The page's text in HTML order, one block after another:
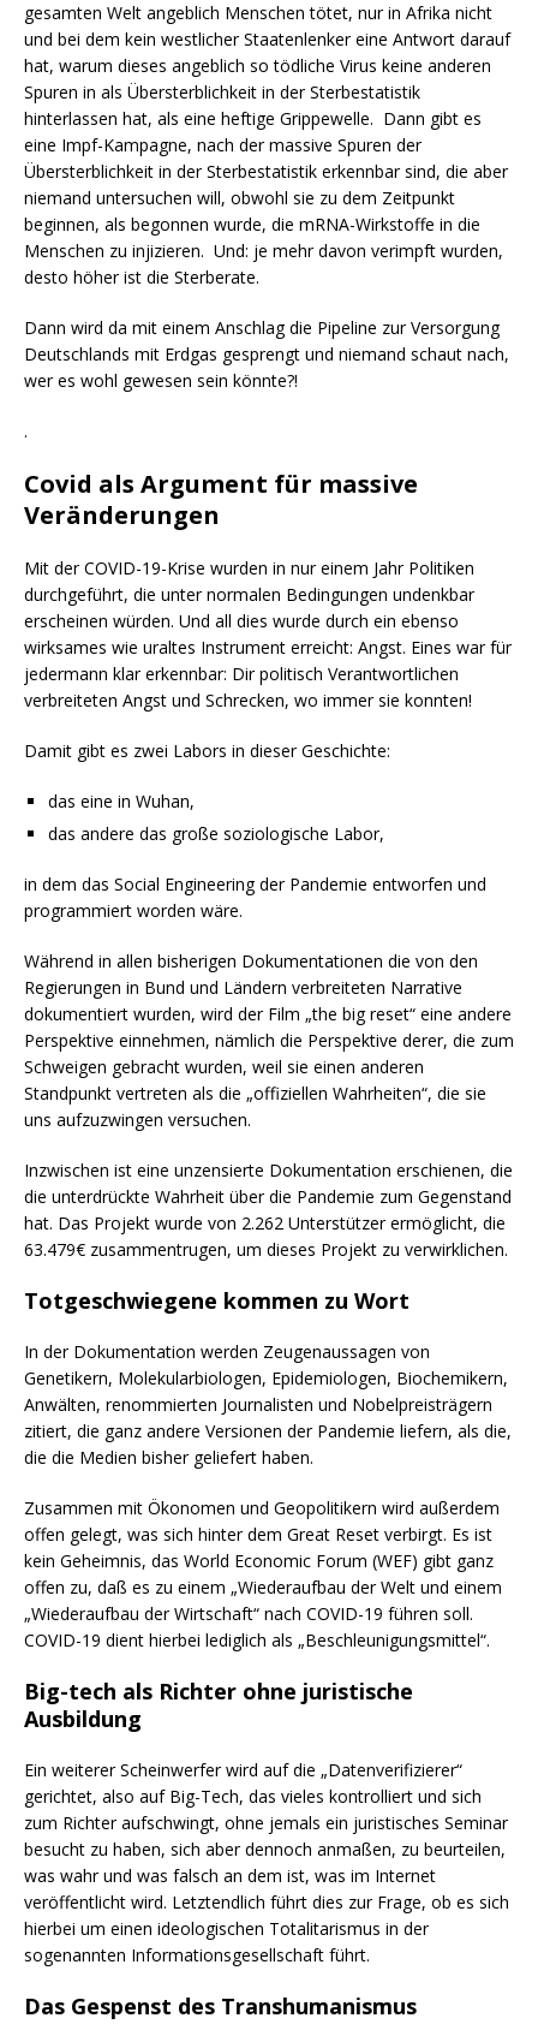
gesamten Welt angeblich Menschen tötet, nur in Afrika nicht
und bei dem kein westlicher Staatenlenker eine Antwort darauf
hat, warum dieses angeblich so tödliche Virus keine anderen
Spuren in als Übersterblichkeit in der Sterbestatistik
hinterlassen hat, als eine heftige Grippewelle. Dann gibt es
eine Impf-Kampagne, nach der massive Spuren der
Übersterblichkeit in der Sterbestatistik erkennbar sind, die aber
niemand untersuchen will, obwohl sie zu dem Zeitpunkt
beginnen, als begonnen wurde, die mRNA-Wirkstoffe in die
Menschen zu injizieren. Und: je mehr davon verimpft wurden,
desto höher ist die Sterberate.
Dann wird da mit einem Anschlag die Pipeline zur Versorgung
Deutschlands mit Erdgas gesprengt und niemand schaut nach,
wer es wohl gewesen sein könnte?!
.
Covid als Argument für massive
Veränderungen
Mit der COVID-19-Krise wurden in nur einem Jahr Politiken
durchgeführt, die unter normalen Bedingungen undenkbar
erscheinen würden. Und all dies wurde durch ein ebenso
wirksames wie uraltes Instrument erreicht: Angst. Eines war für
jedermann klar erkennbar: Dir politisch Verantwortlichen
verbreiteten Angst und Schrecken, wo immer sie konnten!
Damit gibt es zwei Labors in dieser Geschichte:
das eine in Wuhan,
das andere das große soziologische Labor,
in dem das Social Engineering der Pandemie entworfen und
programmiert worden wäre.
Während in allen bisherigen Dokumentationen die von den
Regierungen in Bund und Ländern verbreiteten Narrative
dokumentiert wurden, wird der Film „the big reset“ eine andere
Perspektive einnehmen, nämlich die Perspektive derer, die zum
Schweigen gebracht wurden, weil sie einen anderen
Standpunkt vertreten als die „offiziellen Wahrheiten“, die sie
uns aufzuzwingen versuchen.
Inzwischen ist eine unzensierte Dokumentation erschienen, die
die unterdrückte Wahrheit über die Pandemie zum Gegenstand
hat. Das Projekt wurde von 2.262 Unterstützer ermöglicht, die
63.479€ zusammentrugen, um dieses Projekt zu verwirklichen.
Totgeschwiegene kommen zu Wort
In der Dokumentation werden Zeugenaussagen von
Genetikern, Molekularbiologen, Epidemiologen, Biochemikern,
Anwälten, renommierten Journalisten und Nobelpreisträgern
zitiert, die ganz andere Versionen der Pandemie liefern, als die,
die die Medien bisher geliefert haben.
Zusammen mit Ökonomen und Geopolitikern wird außerdem
offen gelegt, was sich hinter dem Great Reset verbirgt. Es ist
kein Geheimnis, das World Economic Forum (WEF) gibt ganz
offen zu, daß es zu einem „Wiederaufbau der Welt und einem
„Wiederaufbau der Wirtschaft“ nach COVID-19 führen soll.
COVID-19 dient hierbei lediglich als „Beschleunigungsmittel“.
Big-tech als Richter ohne juristische
Ausbildung
Ein weiterer Scheinwerfer wird auf die „Datenverifizierer“
gerichtet, also auf Big-Tech, das vieles kontrolliert und sich
zum Richter aufschwingt, ohne jemals ein juristisches Seminar
besucht zu haben, sich aber dennoch anmaßen, zu beurteilen,
was wahr und was falsch an dem ist, was im Internet
veröffentlicht wird. Letztendlich führt dies zur Frage, ob es sich
hierbei um einen ideologischen Totalitarismus in der
sogenannten Informationsgesellschaft führt.
Das Gespenst des Transhumanismus